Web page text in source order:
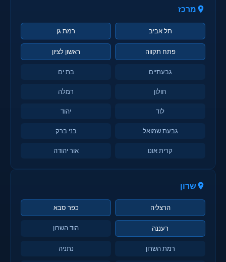
מרכז
תל אביב רמת גן
פתח תקווה ראשון לציון
גבעתיים בת ים
חולון רמלה
לוד יהוד
גבעת שמואל בני ברק
קרית אונו אור יהודה
שרון
הרצליה כפר סבא
רעננה הוד השרון
רמת השרון נתניה